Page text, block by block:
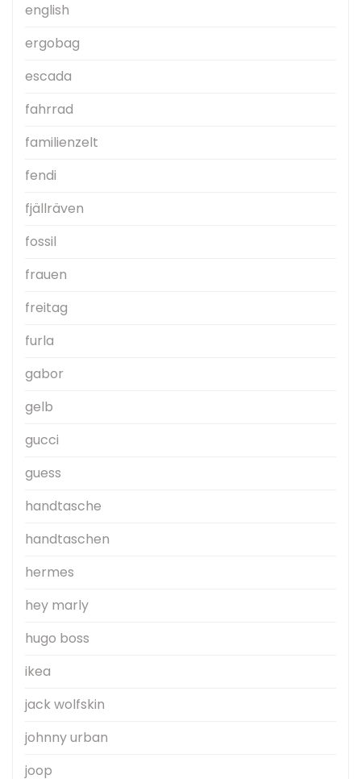
english
ergobag
escada
fahrrad
familienzelt
fendi
fjällräven
fossil
frauen
freitag
furla
gabor
gelb
gucci
guess
handtasche
handtaschen
hermes
hey marly
hugo boss
ikea
jack wolfskin
johnny urban
joop